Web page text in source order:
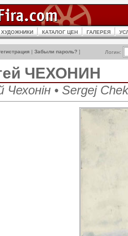
ХУДОЖНИКИ КАТАЛОГ ЦЕН ГАЛЕРЕЯ
| Забыли пароль? ] Логин:
ЧЕХОНИН
Чехонін • Sergej